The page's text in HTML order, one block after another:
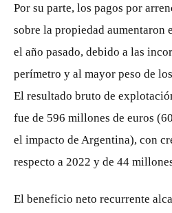
Por su parte, los pagos por
sobre la propiedad aumentaron
el año pasado, debido a las
perímetro y al mayor peso de
El resultado bruto de
fue de 596 millones de euros
el impacto de Argentina), con
respecto a 2022 y de 44
El beneficio neto recurrente